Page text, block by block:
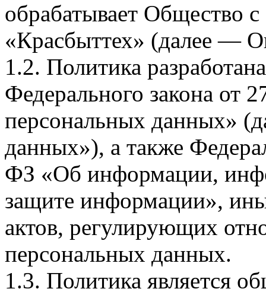
обрабатывает Общество
«Красбыттех» (далее —
1.2. Политика
Федерального закона
персональных данных»
данных»), а также
ФЗ «Об информации,
защите информации»,
актов, регулирующих
персональных данных.
1.3. Политика является